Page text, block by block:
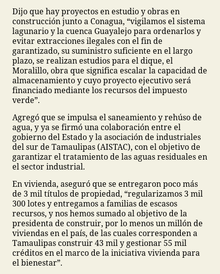
Dijo que hay proyectos en estudio y obras en
construcción junto a Conagua, “vigilamos el sistema
lagunario y la cuenca Guayalejo para ordenarlos y
evitar extracciones ilegales con el fin de
garantizado, su suministro suficiente en el largo
plazo, se realizan estudios para el dique, el
Moralillo, obra que significa escalar la capacidad de
almacenamiento y cuyo proyecto ejecutivo será
financiado mediante los recursos del impuesto
verde”.
Agregó que se impulsa el saneamiento y rehúso de
agua, y ya se firmó una colaboración entre el
gobierno del Estado y la asociación de industriales
del sur de Tamaulipas (AISTAC), con el objetivo de
garantizar el tratamiento de las aguas residuales en
el sector industrial.
En vivienda, aseguró que se entregaron poco más
de 3 mil títulos de propiedad, “regularizamos 3 mil
300 lotes y entregamos a familias de escasos
recursos, y nos hemos sumado al objetivo de la
presidenta de construir, por lo menos un millón de
viviendas en el país, de las cuales corresponden a
Tamaulipas construir 43 mil y gestionar 55 mil
créditos en el marco de la iniciativa vivienda para
el bienestar”.